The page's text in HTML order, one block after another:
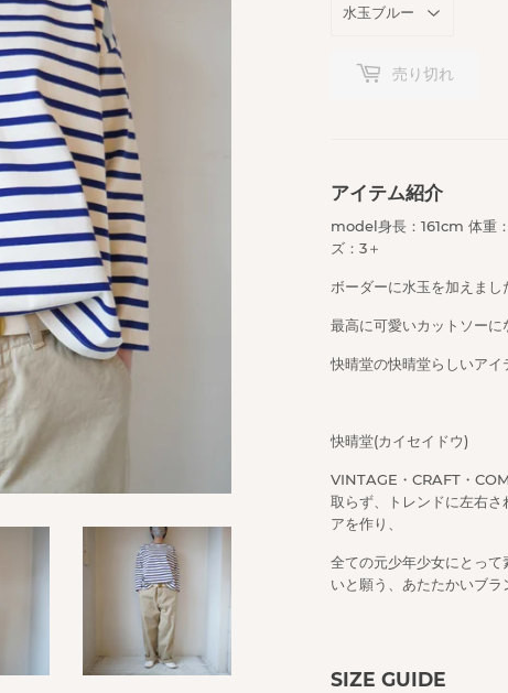
売り切れ
アイテム紹介
model身長：161cm 体重
ズ：3＋
ボーダーに水玉を加えまし
最高に可愛いカットソーに
快晴堂の快晴堂らしいアイ
快晴堂(カイセイドウ)
VINTAGE・CRAFT・
取らず、トレンドに左右さ
アを作り、
全ての元少年少女にとって
いと願う、あたたかいブラ
SIZE GUIDE